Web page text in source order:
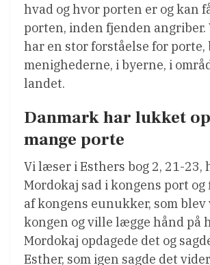
hvad og hvor porten er og kan
porten, inden fjenden
har en stor forståelse for porte,
menighederne, i byerne, i
landet.
Danmark har lukket
mange porte
Vi læser i Esthers bog 2, 21-23,
Mordokaj sad i kongens port og
af kongens eunukker, som blev
kongen og ville lægge hånd på
Mordokaj opdagede det og
Esther, som igen sagde det